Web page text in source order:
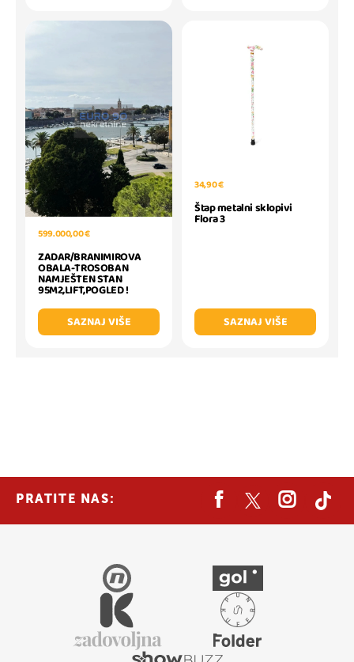
599.000,00 €
ZADAR/BRANIMIROVA
OBALA-TROSOBAN
NAMJEŠTEN STAN
95M2,LIFT,POGLED !
SAZNAJ VIŠE
34,90 €
Štap metalni sklopivi
Flora 3
SAZNAJ VIŠE
PRATITE NAS: